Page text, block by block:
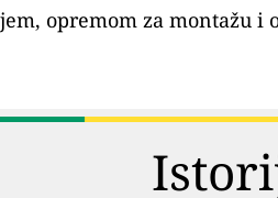
opremom za montažu i